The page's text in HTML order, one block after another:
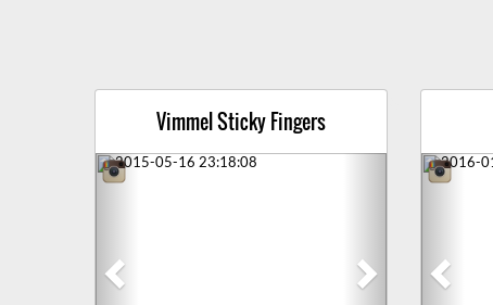
Vimmel Sticky Fingers
Previous